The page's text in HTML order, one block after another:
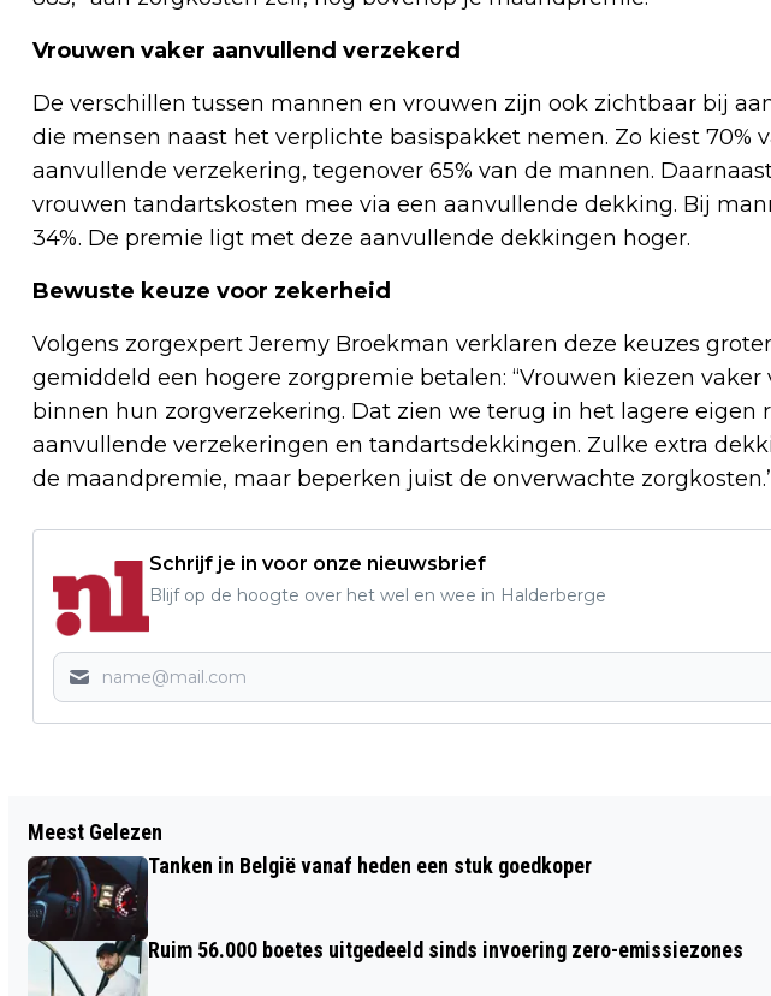
Vrouwen vaker aanvullend verzekerd
De verschillen tussen mannen en vrouwen zijn ook zichtbaar bij
die mensen naast het verplichte basispakket nemen. Zo kiest 70%
aanvullende verzekering, tegenover 65% van de mannen.
vrouwen tandartskosten mee via een aanvullende dekking. Bij
34%. De premie ligt met deze aanvullende dekkingen hoger.
Bewuste keuze voor zekerheid
Volgens zorgexpert Jeremy Broekman verklaren deze keuzes
gemiddeld een hogere zorgpremie betalen: “Vrouwen kiezen vaker
binnen hun zorgverzekering. Dat zien we terug in het lagere eigen
aanvullende verzekeringen en tandartsdekkingen. Zulke extra
de maandpremie, maar beperken juist de onverwachte
Schrijf je in voor onze nieuwsbrief
Blijf op de hoogte over het wel en wee in Halderberge
POLITIE NEEMT RECORDAANTAL
VERBODEN WAPENS AF VAN
MINDERJARIGEN
CULTUURPRIJS
Meest Gelezen
Tanken in België vanaf heden een stuk goedkoper
Ruim 56.000 boetes uitgedeeld sinds invoering zero-emissiezones